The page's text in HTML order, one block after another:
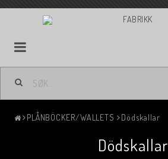
PLÅNBÖCKER/WALLETS Dödskallar
Dödskallar